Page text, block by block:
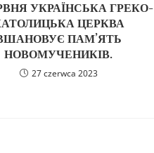
УКРАЇНСЬКА ГРЕКО-
ЦЕРКВА
ПАМ’ЯТЬ
НОВОМУЧЕНИКІВ.
27 czerwca 2023